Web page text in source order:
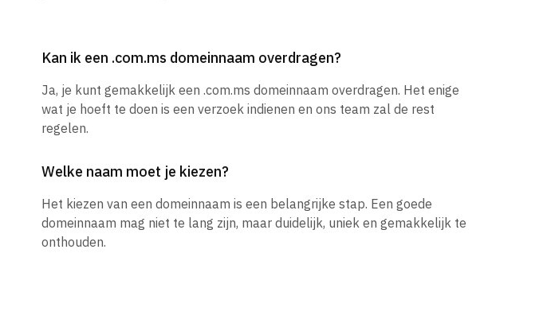
Kan ik een .com.ms domeinnaam overdragen?
Ja, je kunt gemakkelijk een .com.ms domeinnaam overdragen. Het enige
wat je hoeft te doen is een verzoek indienen en ons team zal de rest
regelen.
Welke naam moet je kiezen?
Het kiezen van een domeinnaam is een belangrijke stap. Een goede
domeinnaam mag niet te lang zijn, maar duidelijk, uniek en gemakkelijk te
onthouden.